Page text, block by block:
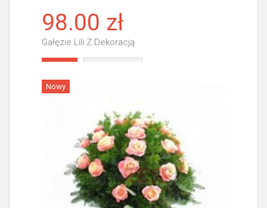
98.00 zł
Gałęzie Lili Z Dekoracją
Nowy